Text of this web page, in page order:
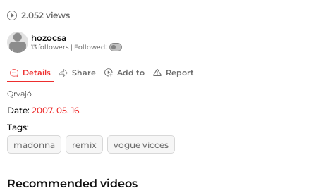
2.052 views
hozocsa
13 followers | Followed:
Details Share Add to Report
Qrvajó
Date: 2007. 05. 16.
Tags:
madonna
remix vogue vicces
Recommended videos